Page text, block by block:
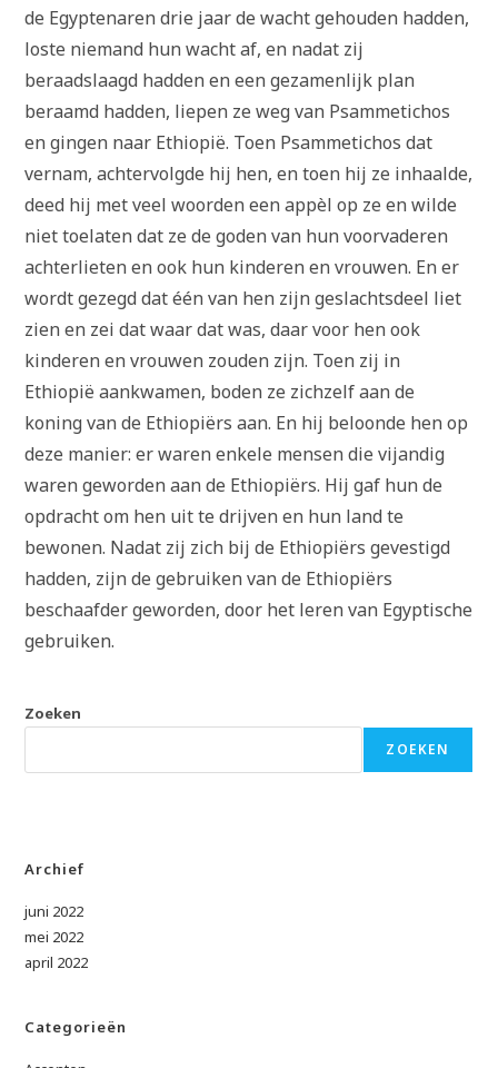
de Egyptenaren drie jaar de wacht gehouden hadden,
loste niemand hun wacht af, en nadat zij
beraadslaagd hadden en een gezamenlijk plan
beraamd hadden, liepen ze weg van Psammetichos
en gingen naar Ethiopië. Toen Psammetichos dat
vernam, achtervolgde hij hen, en toen hij ze inhaalde,
deed hij met veel woorden een appèl op ze en wilde
niet toelaten dat ze de goden van hun voorvaderen
achterlieten en ook hun kinderen en vrouwen. En er
wordt gezegd dat één van hen zijn geslachtsdeel liet
zien en zei dat waar dat was, daar voor hen ook
kinderen en vrouwen zouden zijn. Toen zij in
Ethiopië aankwamen, boden ze zichzelf aan de
koning van de Ethiopiërs aan. En hij beloonde hen op
deze manier: er waren enkele mensen die vijandig
waren geworden aan de Ethiopiërs. Hij gaf hun de
opdracht om hen uit te drijven en hun land te
bewonen. Nadat zij zich bij de Ethiopiërs gevestigd
hadden, zijn de gebruiken van de Ethiopiërs
beschaafder geworden, door het leren van Egyptische
gebruiken.
Zoeken
ZOEKEN
Archief
juni 2022
mei 2022
april 2022
Categorieën